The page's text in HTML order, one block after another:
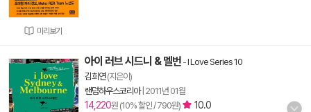
미리보기
아이 러브 시드니 & 멜번 -I Love Series 10
김희연(지은이)
랜덤하우스코리아| 2011년 01월
14,220원 (10% 할인 / 790원)
10.0